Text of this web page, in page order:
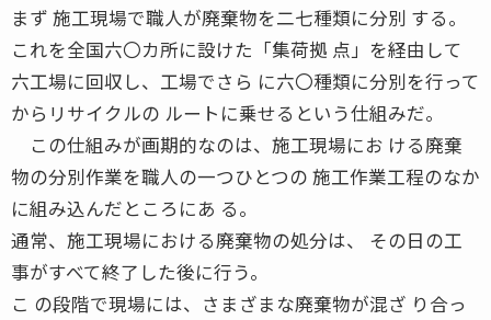
まず 施工現場で職人が廃棄物を二七種類に分別 する。
これを全国六〇カ所に設けた「集荷拠 点」を経由して
六工場に回収し、工場でさら に六〇種類に分別を行って
からリサイクルの ルートに乗せるという仕組みだ。
この仕組みが画期的なのは、施工現場にお ける廃棄
物の分別作業を職人の一つひとつの 施工作業工程のなか
に組み込んだところにあ る。
通常、施工現場における廃棄物の処分は、 その日の工
事がすべて終了した後に行う。
こ の段階で現場には、さまざまな廃棄物が混ざ り合っ